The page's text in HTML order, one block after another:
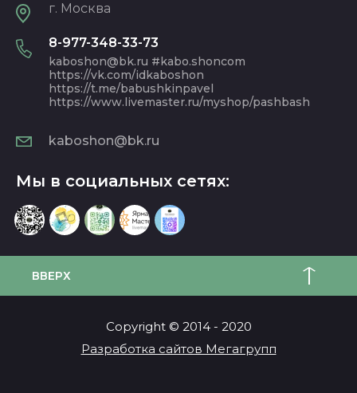
г. Москва
8-977-348-33-73
kaboshon@bk.ru #kabo.shoncom
https://vk.com/idkaboshon
https://t.me/babushkinpavel
https://www.livemaster.ru/myshop/pashbash
kaboshon@bk.ru
Мы в социальных сетях:
ВВЕРХ
Copyright © 2014 - 2020
Разработка сайтов Мегагрупп